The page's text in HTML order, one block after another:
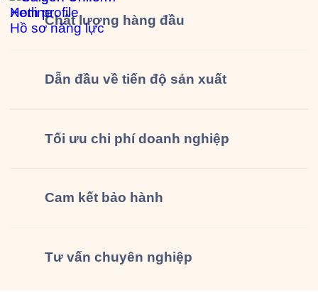
Xem profile
Hồ sơ năng lực
Hotline
Chất lượng hàng đầu
Dẫn đầu về tiến độ sản xuất
Tối ưu chi phí doanh nghiệp
Cam kết bảo hành
Tư vấn chuyên nghiệp